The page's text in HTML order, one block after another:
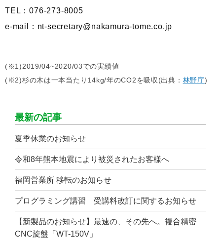
TEL：076-273-8005
e-mail：nt-secretary@nakamura-tome.co.jp
(※1)2019/04~2020/03での実績値
(※2)杉の木は一本当たり14kg/年のCO2を吸収(出典： 林野庁)
最新の記事
夏季休業のお知らせ
令和8年熊本地震により被災されたお客様へ
福岡営業所 移転のお知らせ
プログラミング講習 受講料改訂に関するお知らせ
【新製品のお知らせ】最速の、その先へ。複合精密
CNC旋盤「WT-150V」